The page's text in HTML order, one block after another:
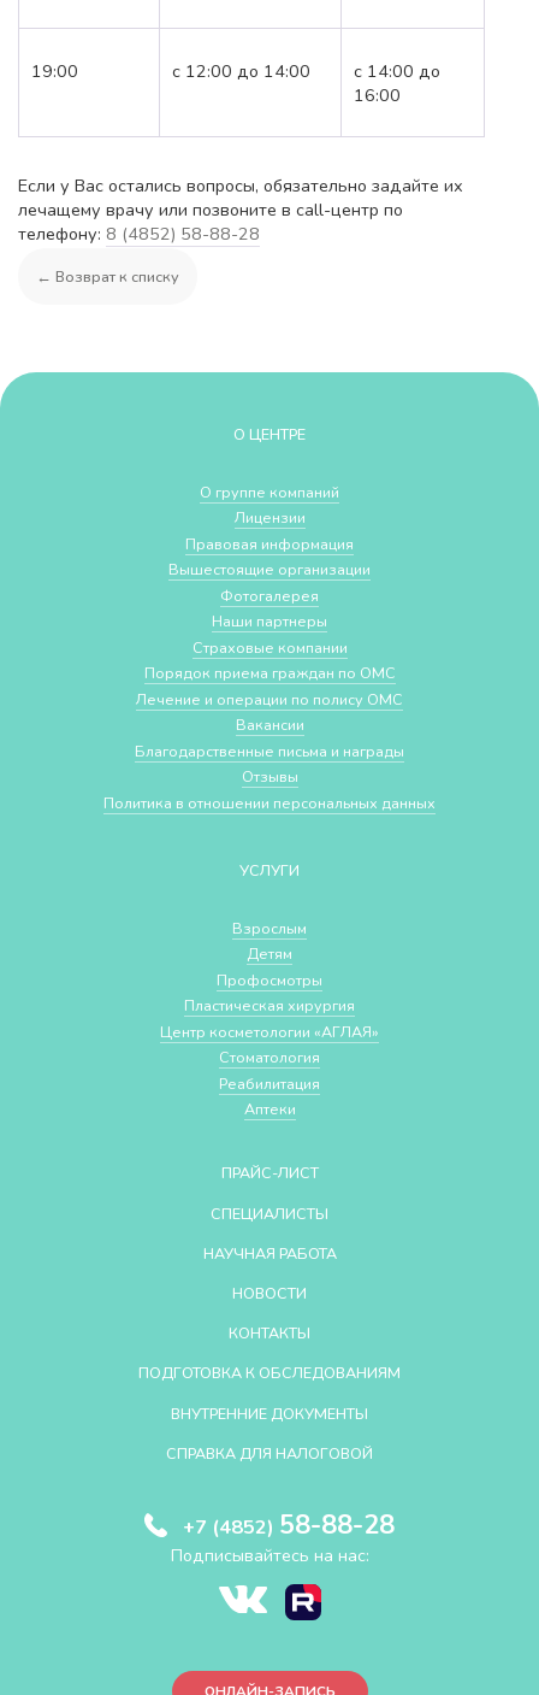
19:00 с 12:00 до 14:00
с 14:00 до
16:00
Если у Вас остались вопросы, обязательно задайте их
лечащему врачу или позвоните в call-центр по
телефону: 8 (4852) 58-88-28
← Возврат к списку
О ЦЕНТРЕ
О группе компаний
Лицензии
Правовая информация
Вышестоящие организации
Фотогалерея
Наши партнеры
Страховые компании
Порядок приема граждан по ОМС
Лечение и операции по полису ОМС
Вакансии
Благодарственные письма и награды
Отзывы
Политика в отношении персональных данных
УСЛУГИ
Взрослым
Детям
Профосмотры
Пластическая хирургия
Центр косметологии «АГЛАЯ»
Стоматология
Реабилитация
Аптеки
ПРАЙС-ЛИСТ
СПЕЦИАЛИСТЫ
НАУЧНАЯ РАБОТА
НОВОСТИ
КОНТАКТЫ
ПОДГОТОВКА К ОБСЛЕДОВАНИЯМ
ВНУТРЕННИЕ ДОКУМЕНТЫ
СПРАВКА ДЛЯ НАЛОГОВОЙ
+7 (4852) 58-88-28
Подписывайтесь на нас:
ОНЛАЙН-ЗАПИСЬ